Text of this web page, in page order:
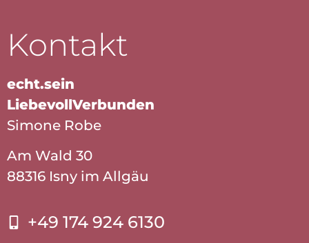
Kontakt
echt.sein
LiebevollVerbunden
Simone Robe
Am Wald 30
88316 Isny im Allgäu
+49 174 924 6130